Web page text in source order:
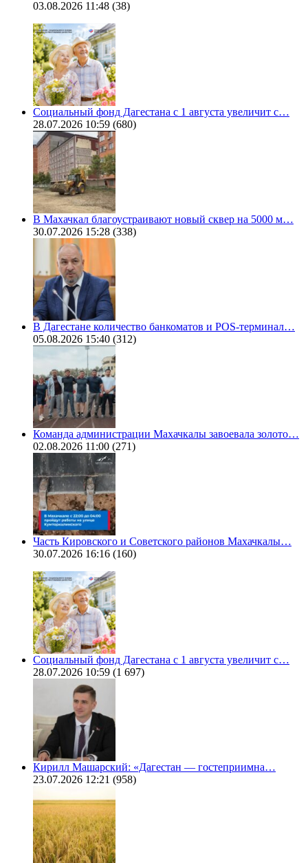
03.08.2026 11:48 (38)
Социальный фонд Дагестана с 1 августа увеличит с…
28.07.2026 10:59 (680)
В Махачкал благоустраивают новый сквер на 5000 м…
30.07.2026 15:28 (338)
В Дагестане количество банкоматов и POS-терминал…
05.08.2026 15:40 (312)
Команда администрации Махачкалы завоевала золото…
02.08.2026 11:00 (271)
Часть Кировского и Советского районов Махачкалы…
30.07.2026 16:16 (160)
Социальный фонд Дагестана с 1 августа увеличит с…
28.07.2026 10:59 (1 697)
Кирилл Машарский: «Дагестан — гостеприимна…
23.07.2026 12:21 (958)